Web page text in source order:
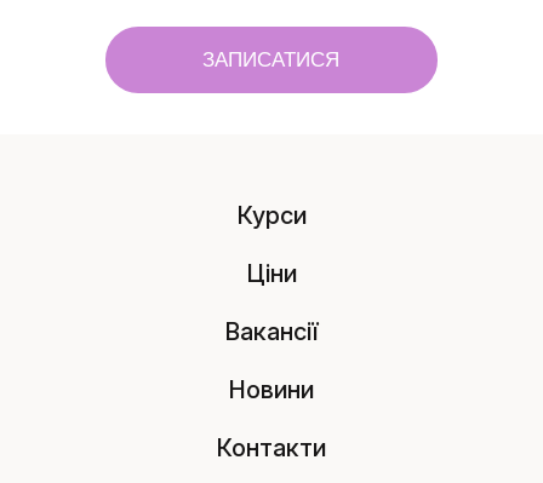
ЗАПИСАТИСЯ
Курси
Ціни
Вакансії
Новини
Контакти